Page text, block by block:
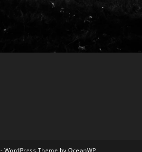
WordPress Theme by OceanWP